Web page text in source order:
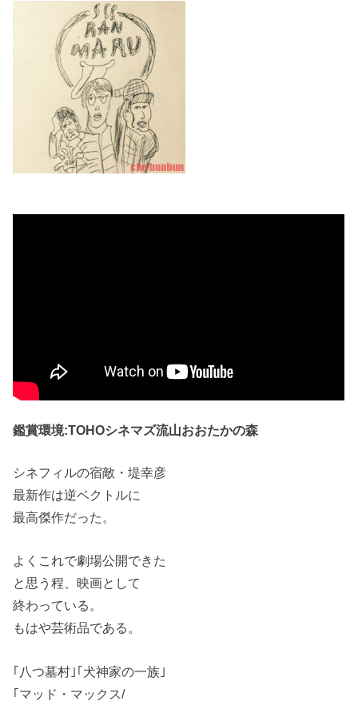
鑑賞環境:TOHOシネマズ流山おおたかの森
シネフィルの宿敵・堤幸彦
最新作は逆ベクトルに
最高傑作だった。
よくこれで劇場公開できた
と思う程、映画として
終わっている。
もはや芸術品である。
｢八つ墓村｣｢犬神家の一族｣
｢マッド・マックス/